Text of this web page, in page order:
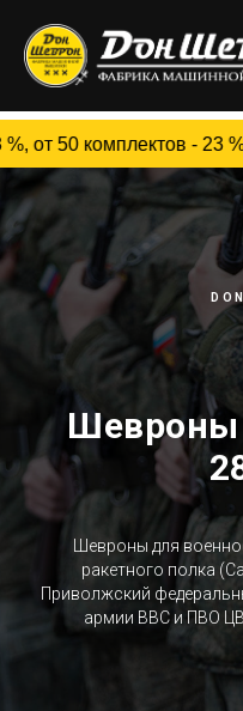
комплектов - 23 %, от
Шевроны
Шевроны для
ракетного полка
Приволжский
армии ВВС и ПВО